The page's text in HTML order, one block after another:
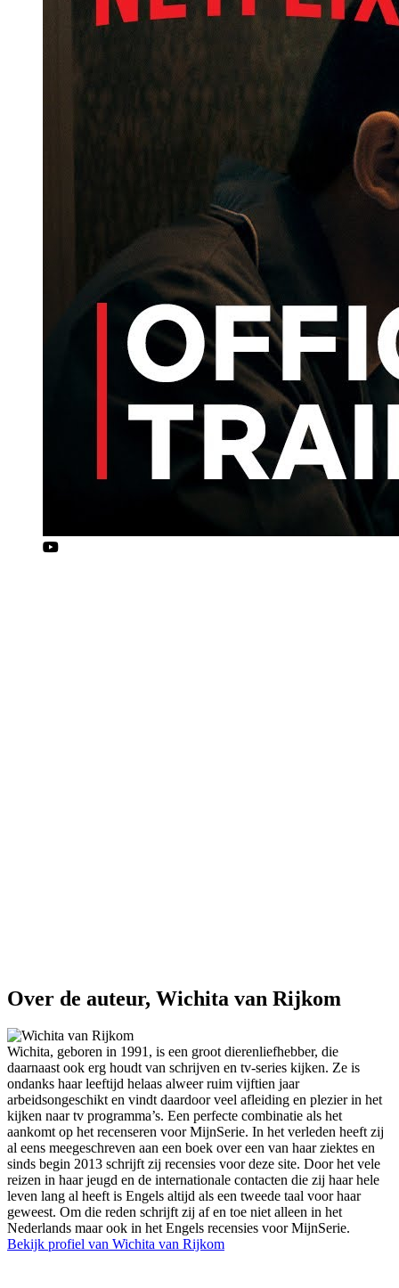
Over de auteur, Wichita van Rijkom
Wichita, geboren in 1991, is een groot dierenliefhebber, die
daarnaast ook erg houdt van schrijven en tv-series kijken. Ze is
ondanks haar leeftijd helaas alweer ruim vijftien jaar
arbeidsongeschikt en vindt daardoor veel afleiding en plezier in het
kijken naar tv programma’s. Een perfecte combinatie als het
aankomt op het recenseren voor MijnSerie. In het verleden heeft zij
al eens meegeschreven aan een boek over een van haar ziektes en
sinds begin 2013 schrijft zij recensies voor deze site. Door het vele
reizen in haar jeugd en de internationale contacten die zij haar hele
leven lang al heeft is Engels altijd als een tweede taal voor haar
geweest. Om die reden schrijft zij af en toe niet alleen in het
Nederlands maar ook in het Engels recensies voor MijnSerie.
Bekijk profiel van Wichita van Rijkom